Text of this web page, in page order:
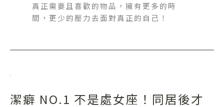
真正需要且喜歡的物品，擁有更多的時
間，更少的壓力去面對真正的自己！
潔癖 NO.1 不是處女座！同居後才
潔
NO.1